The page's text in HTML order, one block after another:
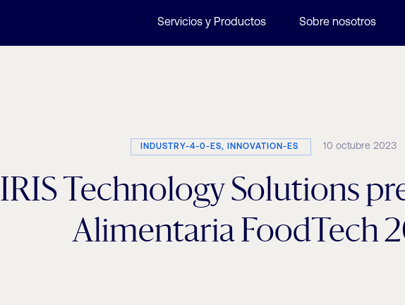
Servicios y Productos Sobre nosotros
INDUSTRY-4-0-ES, INNOVATION-ES 10 octubre 2023
IRIS Technology Solutions
Alimentaria FoodTech